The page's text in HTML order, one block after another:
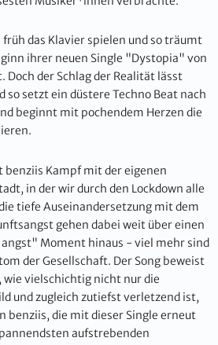
das Klavier spielen und so träumt
ihrer neuen Single "Dystopia" von
der Schlag der Realität lässt
so setzt ein düstere Techno Beat nach
beginnt mit pochendem Herzen die
Kampf mit der eigenen
in der wir durch den Lockdown alle
tiefe Auseinandersetzung mit dem
gehen dabei weit über einen
Moment hinaus - viel mehr sind
der Gesellschaft. Der Song beweist
wie vielschichtig nicht nur die
und zugleich zutiefst verletzend ist,
benziis, die mit dieser Single erneut
aufstrebenden